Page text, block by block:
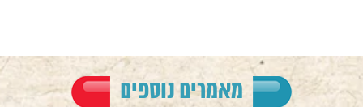
מאמרים נוספים